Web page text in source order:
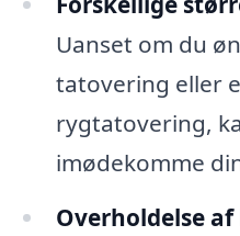
Uanset om du
tatovering eller
rygtatovering,
imødekomme
Overholdelse